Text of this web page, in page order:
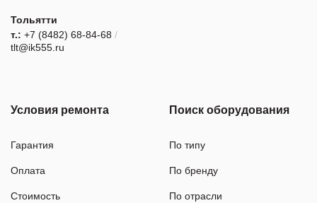
Тольятти
т.: +7 (8482) 68-84-68 /
tlt@ik555.ru
Условия ремонта
Гарантия
Оплата
Стоимость
Поиск оборудования
По типу
По бренду
По отрасли